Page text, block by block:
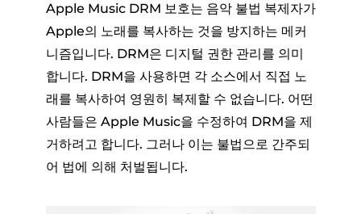
Apple Music DRM 보호는 음악 불법 복제자가
Apple의 노래를 복사하는 것을 방지하는 메커
니즘입니다. DRM은 디지털 권한 관리를 의미
합니다. DRM을 사용하면 각 소스에서 직접 노
래를 복사하여 영원히 복제할 수 없습니다. 어떤
사람들은 Apple Music을 수정하여 DRM을 제
거하려고 합니다. 그러나 이는 불법으로 간주되
어 법에 의해 처벌됩니다.